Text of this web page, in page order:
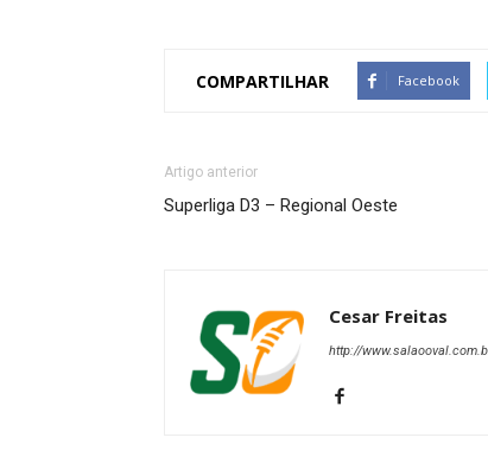
COMPARTILHAR Facebook
Artigo anterior
Superliga D3 – Regional Oeste
Cesar Freitas
http://